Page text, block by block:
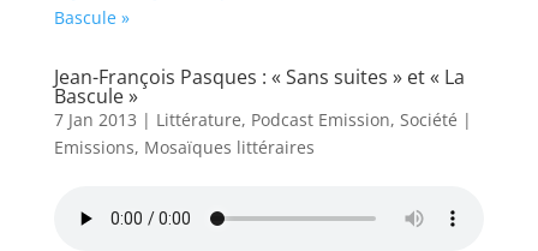
Jean-François Pasques : « Sans suites » et « La
Bascule »
7 Jan 2013 | Littérature, Podcast Emission, Société |
Emissions, Mosaïques littéraires